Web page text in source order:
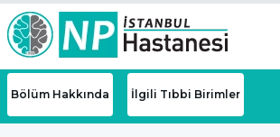
Bölüm Hakkında İlgili Tıbbi Birimler